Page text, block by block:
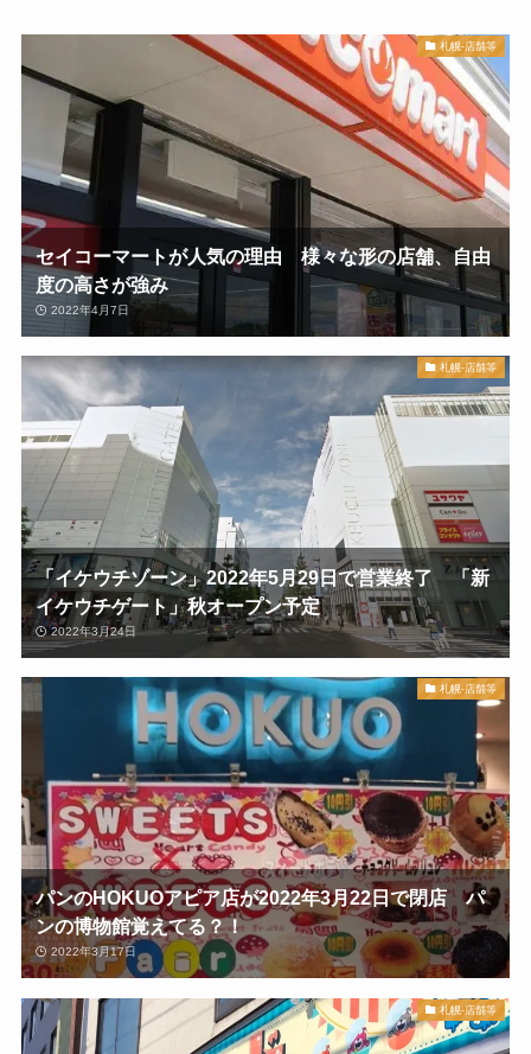
札幌-店舗等
セイコーマートが人気の理由 様々な形の店舗、自由
度の高さが強み
2022年4月7日
札幌-店舗等
「イケウチゾーン」2022年5月29日で営業終了 「新
イケウチゲート」秋オープン予定
2022年3月24日
札幌-店舗等
パンのHOKUOアピア店が2022年3月22日で閉店 パ
ンの博物館覚えてる？！
2022年3月17日
札幌-店舗等